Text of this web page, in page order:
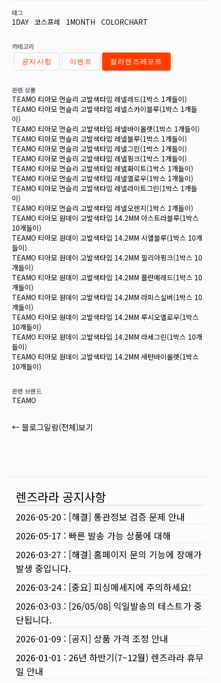
태그
1DAY 코스프레 1MONTH COLORCHART
카테고리
공지사항 이벤트 컬러렌즈레포트
관련 상품
TEAMO 티아모 먼슬리 고발색타입 레넬레드(1박스 1개들이)
TEAMO 티아모 먼슬리 고발색타입 레넬스카이블루(1박스 1개들
이)
TEAMO 티아모 먼슬리 고발색타입 레넬바이올렛(1박스 1개들이)
TEAMO 티아모 먼슬리 고발색타입 레넬블루(1박스 1개들이)
TEAMO 티아모 먼슬리 고발색타입 레넬그린(1박스 1개들이)
TEAMO 티아모 먼슬리 고발색타입 레넬핑크(1박스 1개들이)
TEAMO 티아모 먼슬리 고발색타입 레넬화이트(1박스 1개들이)
TEAMO 티아모 먼슬리 고발색타입 레넬옐로우(1박스 1개들이)
TEAMO 티아모 먼슬리 고발색타입 레넬라이트그린(1박스 1개들
이)
TEAMO 티아모 먼슬리 고발색타입 레넬오렌지(1박스 1개들이)
TEAMO 티아모 원데이 고발색타입 14.2MM 아스트라블루(1박스
10개들이)
TEAMO 티아모 원데이 고발색타입 14.2MM 시엘블루(1박스 10개
들이)
TEAMO 티아모 원데이 고발색타입 14.2MM 필리아핑크(1박스 10
개들이)
TEAMO 티아모 원데이 고발색타입 14.2MM 플란메레드(1박스 10
개들이)
TEAMO 티아모 원데이 고발색타입 14.2MM 라피스실버(1박스 10
개들이)
TEAMO 티아모 원데이 고발색타입 14.2MM 루시오옐로우(1박스
10개들이)
TEAMO 티아모 원데이 고발색타입 14.2MM 라세그린(1박스 10개
들이)
TEAMO 티아모 원데이 고발색타입 14.2MM 새턴바이올렛(1박스
10개들이)
관련 브랜드
TEAMO
← 블로그일람(전체)보기
렌즈라라 공지사항
2026-05-20 : [해결] 통관정보 검증 문제 안내
2026-05-17 : 빠른 발송 가능 상품에 대해
2026-03-27 : [해결] 홈페이지 문의 기능에 장애가
발생 중입니다.
2026-03-24: [중요] 피싱메세지에 주의하세요!
2026-03-03 : [26/05/08] 익일발송의 테스트가 중
단됩니다.
2026-01-09 : [공지] 상품 가격 조정 안내
2026-01-01 : 26년 하반기(7~12월) 렌즈라라 휴무
일 안내